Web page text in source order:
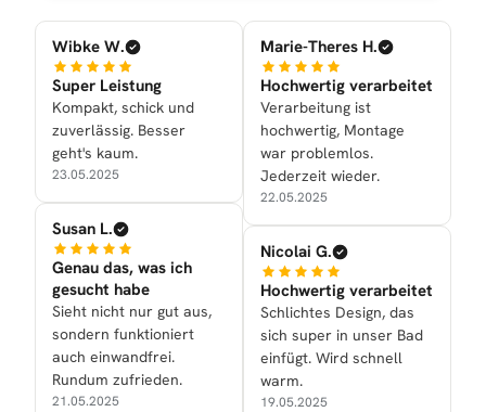
Wibke W.
Super Leistung
Kompakt, schick und
zuverlässig. Besser
geht's kaum.
23.05.2025
Susan L.
Genau das, was ich
gesucht habe
Sieht nicht nur gut aus,
sondern funktioniert
auch einwandfrei.
Rundum zufrieden.
21.05.2025
Marie-Theres H.
Hochwertig verarbeitet
Verarbeitung ist
hochwertig, Montage
war problemlos.
Jederzeit wieder.
22.05.2025
Nicolai G.
Hochwertig verarbeitet
Schlichtes Design, das
sich super in unser Bad
einfügt. Wird schnell
warm.
19.05.2025